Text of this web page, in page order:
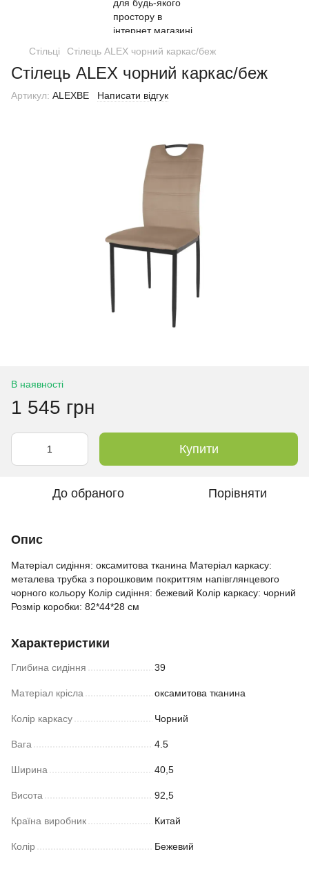
Стільці Стілець ALEX чорний каркас/беж
Стілець ALEX чорний каркас/беж
Артикул: ALEXBE Написати відгук
В наявності
1 545 грн
Купити
До обраного Порівняти
Опис
Матеріал сидіння: оксамитова тканина Матеріал каркасу:
металева трубка з порошковим покриттям напівглянцевого
чорного кольору Колір сидіння: бежевий Колір каркасу: чорний
Розмір коробки: 82*44*28 см
Характеристики
Глибина сидіння 39
Матеріал крісла оксамитова тканина
Колір каркасу Чорний
Вага 4.5
Ширина 40,5
Висота 92,5
Країна виробник Китай
Колір Бежевий